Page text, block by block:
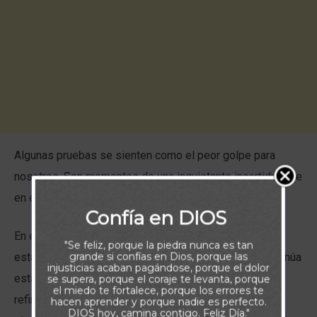
Algunas pruebas se sienten como el peor golpe para
nosotros. Son momentos de una inquietante incertidumbre
en el que nos preguntamos, ¿Dónde está Dios?.
En esos momentos debemos comprender que Él ha
estado contigo desde el primer indicio de dolor y continúa
estando contigo mientras hace este trabajo de
refinamiento en ti. Pero antes de que puedas vivir tan
Confía en DIOS
"Se feliz, porque la piedra nunca es tan
grande si confías en Dios, porque las
injusticias acaban pagándose, porque el dolor
se supera, porque el coraje te levanta, porque
el miedo te fortalece, porque los errores te
hacen aprender y porque nadie es perfecto.
DIOS hoy, camina contigo. Feliz Día."